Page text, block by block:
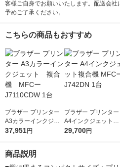
客様ご自身でお願いいたします。配送会社
予めご了承ください。
こちらの商品もおすすめ
ブラザー プリンター
A3カラーインクジェ
ット 複合機 MFC
37,951円
ブラザー プリンター
A4インクジェット複
合機 MFCーJ742DN 1
29,700円
商品説明